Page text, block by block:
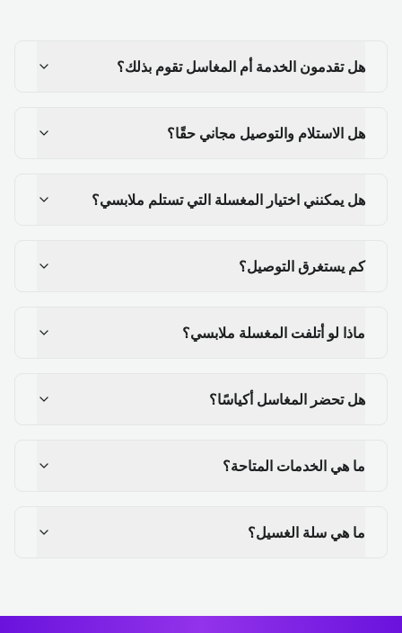
هل تقدمون الخدمة أم المغاسل تقوم بذلك؟
هل الاستلام والتوصيل مجاني حقًا؟
هل يمكنني اختيار المغسلة التي تستلم ملابسي؟
كم يستغرق التوصيل؟
ماذا لو أتلفت المغسلة ملابسي؟
هل تحضر المغاسل أكياسًا؟
ما هي الخدمات المتاحة؟
ما هي سلة الغسيل؟